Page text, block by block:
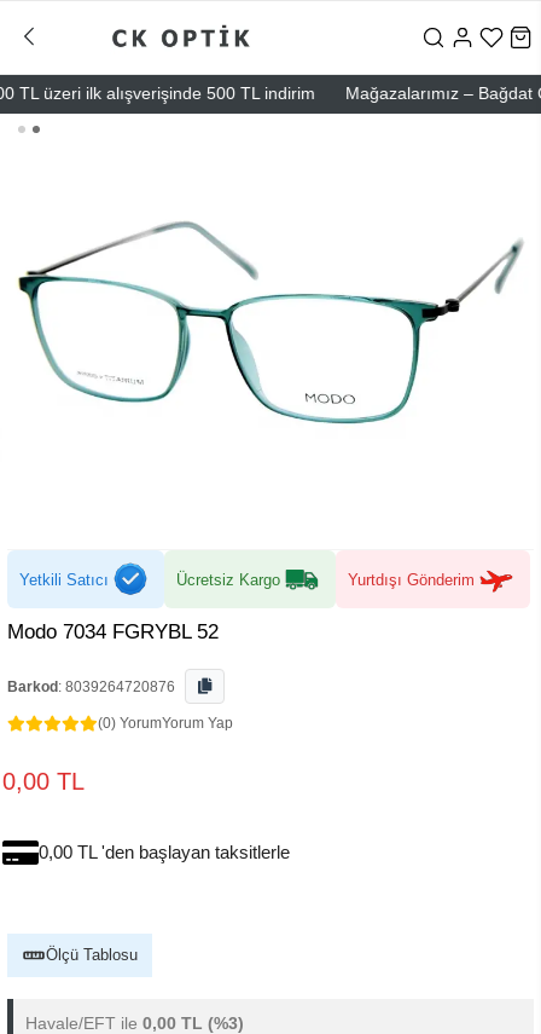
üzeri ilk alışverişinde 500 TL indirim Mağazalarımız – Bağdat
Yetkili Satıcı Ücretsiz Kargo Yurtdışı Gönderim
Modo 7034 FGRYBL 52
Barkod : 8039264720876
(0) YorumYorum Yap
0,00 TL
0,00 TL 'den başlayan taksitlerle
Ölçü Tablosu
Havale/EFT ile 0,00 TL (%3)